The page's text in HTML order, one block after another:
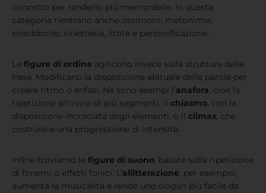
concetto per renderlo più memorabile. In questa
categoria rientrano anche ossimoro, metonimia,
sineddoche, sinestesia, litote e personificazione.
Le figure di ordine agiscono invece sulla struttura della
frase. Modificano la disposizione abituale delle parole per
creare ritmo o enfasi. Ne sono esempi l’anafora, cioè la
ripetizione all’inizio di più segmenti, il chiasmo, con la
disposizione incrociata degli elementi, o il climax, che
costruisce una progressione di intensità.
Infine troviamo le figure di suono, basate sulla ripetizione
di fonemi o effetti fonici. L’allitterazione, per esempio,
aumenta la musicalità e rende uno slogan più facile da